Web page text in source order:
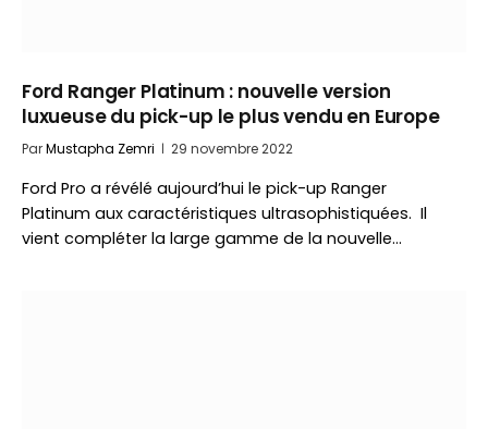
Ford Ranger Platinum : nouvelle version
luxueuse du pick-up le plus vendu en Europe
ParMustapha Zemri 29 novembre 2022
Ford Pro a révélé aujourd’hui le pick-up Ranger
Platinum aux caractéristiques ultrasophistiquées. Il
vient compléter la large gamme de la nouvelle…